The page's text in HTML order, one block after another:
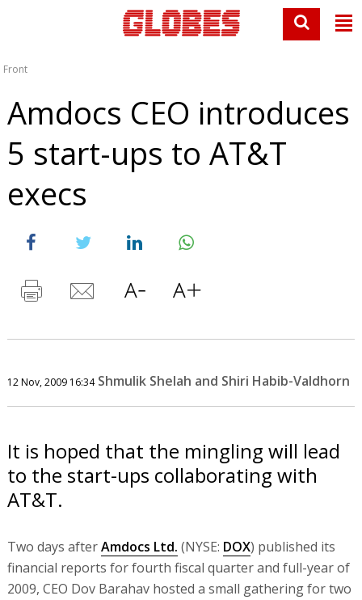
Front
Amdocs CEO introduces
5 start-ups to AT&T
execs
12 Nov, 2009 16:34 Shmulik Shelah and Shiri Habib-Valdhorn
It is hoped that the mingling will lead
to the start-ups collaborating with
AT&T.
Two days afterAmdocs Ltd. (NYSE: DOX) published its
financial reports for fourth fiscal quarter and full-year of
2009, CEO Dov Barahav hosted a small gathering for two